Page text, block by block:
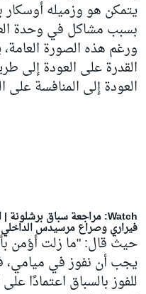
يتمكن هو وزميله أوسكار
بسبب مشاكل في وحدة
ورغم هذه الصورة
القدرة على العودة إلى
العودة إلى المنافسة على
فيراري وصراع مرسيدس
حيث قال: "ما زلت أؤمن
يجب أن نفوز في ميامي،
للفوز بالسباق اعتمادًا